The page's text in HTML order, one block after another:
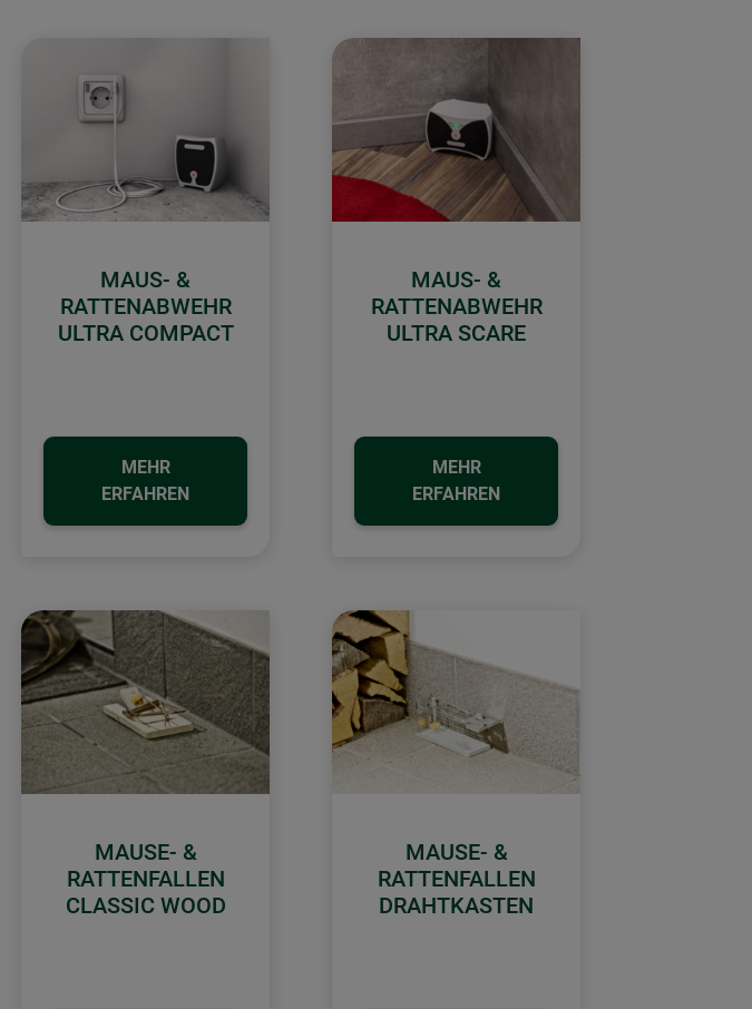
MAUS- &
RATTENABWEHR
ULTRA COMPACT
MEHR
ERFAHREN
MAUS- &
RATTENABWEHR
ULTRA SCARE
MEHR
ERFAHREN
MAUSE- &
RATTENFALLEN
CLASSIC WOOD
MAUSE- &
RATTENFALLEN
DRAHTKASTEN